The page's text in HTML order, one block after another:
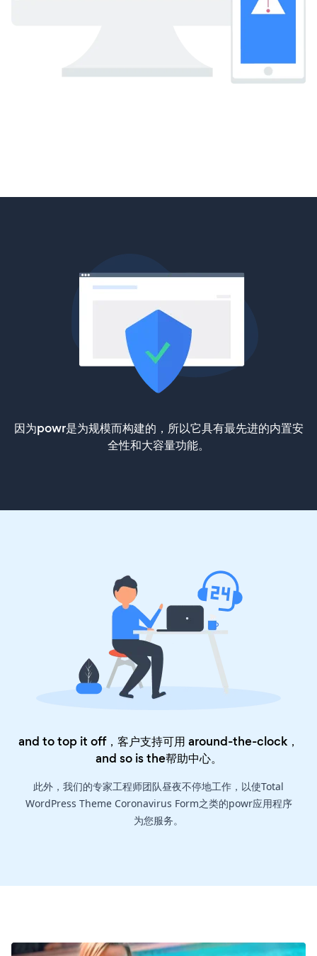
因为powr是为规模而构建的，所以它具有最先进的内置安
全性和大容量功能。
and to top it off，客户支持可用 around-the-clock，
and so is the帮助中心。
此外，我们的专家工程师团队昼夜不停地工作，以使Total
WordPress Theme Coronavirus Form之类的powr应用程序
为您服务。